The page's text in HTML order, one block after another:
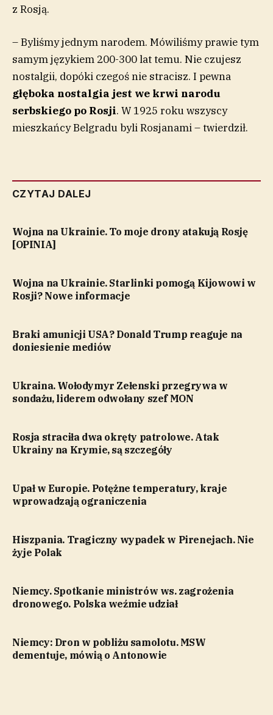
z Rosją.
– Byliśmy jednym narodem. Mówiliśmy prawie tym
samym językiem 200-300 lat temu. Nie czujesz
nostalgii, dopóki czegoś nie stracisz. I pewna
głęboka nostalgia jest we krwi narodu
serbskiego po Rosji. W 1925 roku wszyscy
mieszkańcy Belgradu byli Rosjanami – twierdził.
CZYTAJ DALEJ
Wojna na Ukrainie. To moje drony atakują Rosję
[OPINIA]
Wojna na Ukrainie. Starlinki pomogą Kijowowi w
Rosji? Nowe informacje
Braki amunicji USA? Donald Trump reaguje na
doniesienie mediów
Ukraina. Wołodymyr Zełenski przegrywa w
sondażu, liderem odwołany szef MON
Rosja straciła dwa okręty patrolowe. Atak
Ukrainy na Krymie, są szczegóły
Upał w Europie. Potężne temperatury, kraje
wprowadzają ograniczenia
Hiszpania. Tragiczny wypadek w Pirenejach. Nie
żyje Polak
Niemcy. Spotkanie ministrów ws. zagrożenia
dronowego. Polska weźmie udział
Niemcy: Dron w pobliżu samolotu. MSW
dementuje, mówią o Antonowie